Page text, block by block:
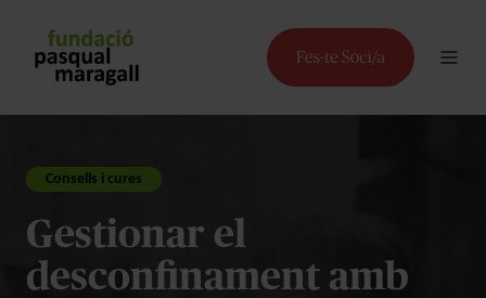
Consells i cures
Gestionar el
desconfinament amb